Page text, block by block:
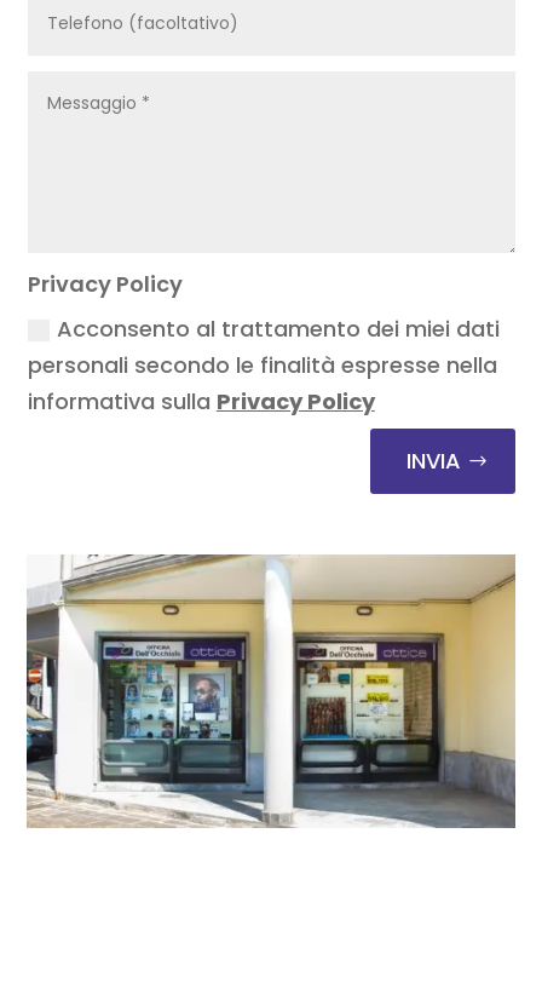
Privacy Policy
Acconsento al trattamento dei miei dati
personali secondo le finalità espresse nella
informativa sulla Privacy Policy
INVIA